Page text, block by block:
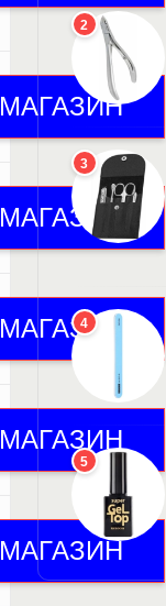
2
3
4
5